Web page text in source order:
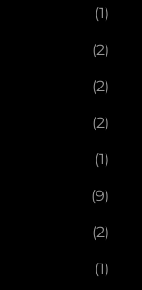
(1)
(2)
(2)
(2)
(1)
(9)
(2)
(1)